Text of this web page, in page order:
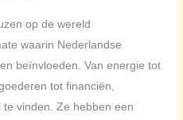
op de wereld
waarin Nederlandse
beïnvloeden. Van energie tot
tot financiën,
vinden. Ze hebben een